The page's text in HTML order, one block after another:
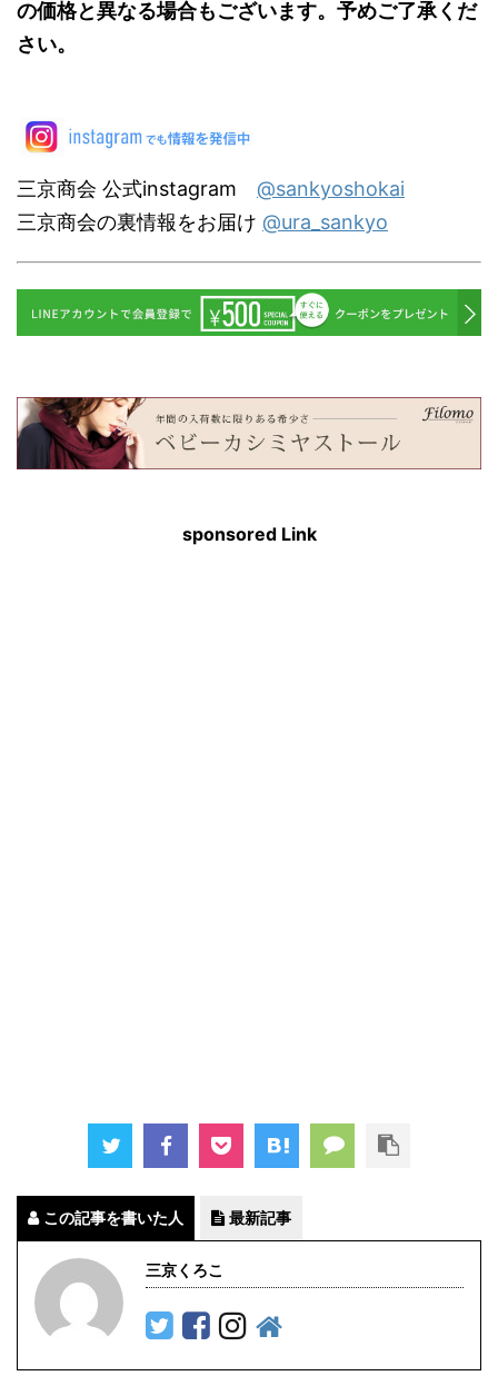
の価格と異なる場合もございます。予めご了承くだ
さい。
三京商会 公式instagram @sankyoshokai
三京商会の裏情報をお届け @ura_sankyo
sponsored Link
この記事を書いた人 最新記事
三京くろこ